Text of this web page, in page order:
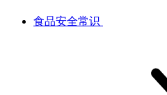
食品安全常识